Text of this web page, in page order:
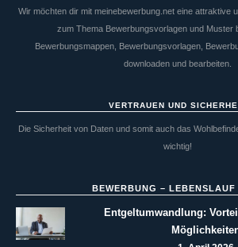
Wir möchten dir mit meinebewerbung.net eine attraktive
zum Thema Bewerbungsvorlagen und Muster
Bewerbungsmappen, Bewerbungsvorlagen,
downloaden und bearbeiten.
VERTRAUEN UND
Die Sicherheit von Daten und somit auch das
wichtig!
BEWERBUNG – LEBENSLAUF
Entgeltumwandlung: